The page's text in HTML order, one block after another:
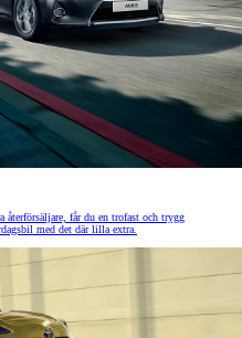
återförsäljare, får du en trofast och trygg
med det där lilla extra.